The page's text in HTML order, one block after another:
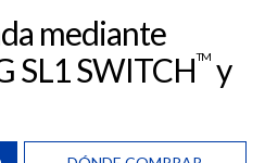
mediante
SL1 SWITCHTM y